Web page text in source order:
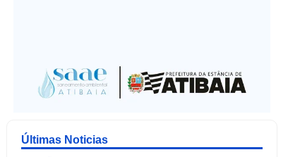
Últimas Noticias